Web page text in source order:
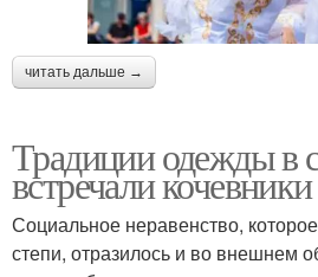
читать дальше →
Традиции одежды в
встречали кочевники
Социальное неравенство,
степи, отразилось и во внешнем